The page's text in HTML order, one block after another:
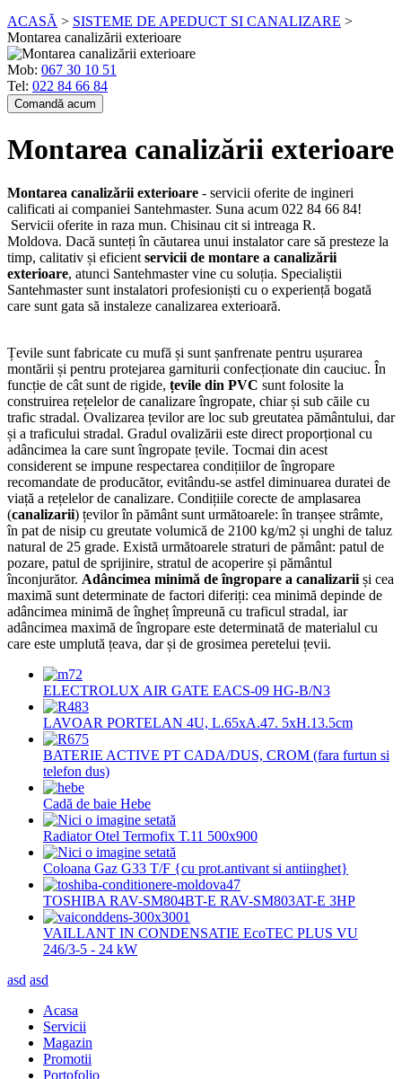
ACASĂ > SISTEME DE APEDUCT SI CANALIZARE >
Montarea canalizării exterioare
Mob: 067 30 10 51
Tel: 022 84 66 84
Comandă acum
Montarea canalizării exterioare
Montarea canalizării exterioare - servicii oferite de ingineri
calificati ai companiei Santehmaster. Suna acum 022 84 66 84!
Servicii oferite in raza mun. Chisinau cit si intreaga R.
Moldova. Dacă sunteți în căutarea unui instalator care să presteze la
timp, calitativ și eficient servicii de montare a canalizării
exterioare, atunci Santehmaster vine cu soluția. Specialiștii
Santehmaster sunt instalatori profesioniști cu o experiență bogată
care sunt gata să instaleze canalizarea exterioară.
Țevile sunt fabricate cu mufă și sunt șanfrenate pentru ușurarea
montării și pentru protejarea garniturii confecționate din cauciuc. În
funcție de cât sunt de rigide, țevile din PVC sunt folosite la
construirea rețelelor de canalizare îngropate, chiar și sub căile cu
trafic stradal. Ovalizarea țevilor are loc sub greutatea pământului, dar
și a traficului stradal. Gradul ovalizării este direct proporțional cu
adâncimea la care sunt îngropate țevile. Tocmai din acest
considerent se impune respectarea condițiilor de îngropare
recomandate de producător, evitându-se astfel diminuarea duratei de
viață a rețelelor de canalizare. Condițiile corecte de amplasarea
(canalizarii) țevilor în pământ sunt următoarele: în tranșee strâmte,
în pat de nisip cu greutate volumică de 2100 kg/m2 și unghi de taluz
natural de 25 grade. Există următoarele straturi de pământ: patul de
pozare, patul de sprijinire, stratul de acoperire și pământul
înconjurător. Adâncimea minimă de îngropare a canalizarii și cea
maximă sunt determinate de factori diferiți: cea minimă depinde de
adâncimea minimă de îngheț împreună cu traficul stradal, iar
adâncimea maximă de îngropare este determinată de materialul cu
care este umplută țeava, dar și de grosimea peretelui țevii.
ELECTROLUX AIR GATE EACS-09 HG-B/N3
LAVOAR PORTELAN 4U, L.65xA.47. 5xH.13.5cm
BATERIE ACTIVE PT CADA/DUS, CROM (fara furtun si
telefon dus)
Cadă de baie Hebe
Radiator Otel Termofix T.11 500x900
Coloana Gaz G33 T/F {cu prot.antivant si antiinghet}
TOSHIBA RAV-SM804BT-E RAV-SM803AT-E 3HP
VAILLANT IN CONDENSATIE EcoTEC PLUS VU
246/3-5 - 24 kW
asd asd
Acasa
Servicii
Magazin
Promotii
Portofolio